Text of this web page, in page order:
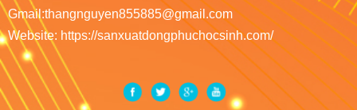
Gmail:thangnguyen855885@gmail.com
Website: https://sanxuatdongphuchocsinh.com/